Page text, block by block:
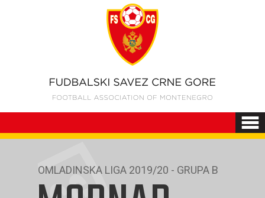
OMLADINSKA LIGA 2019/20 - GRUPA B